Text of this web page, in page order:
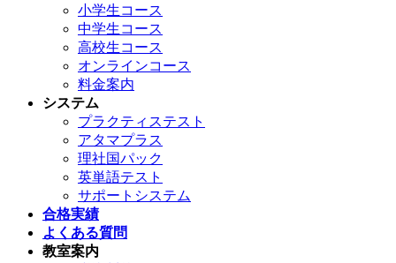
小学生コース
中学生コース
高校生コース
オンラインコース
料金案内
システム
プラクティステスト
アタマプラス
理社国パック
英単語テスト
サポートシステム
合格実績
よくある質問
教室案内